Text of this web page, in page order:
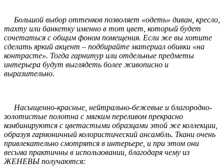
Большой выбор оттенков позволяет «одеть» диван, кресло,
тахту или банкетку именно в тот цвет, который будет
сочетаться с общим фоном помещения. Если же вы хотите
сделать яркий акцент – подбирайте материал обивки «на
контрасте». Тогда гарнитур или отдельные предметы
интерьера будут выглядеть более живописно и
выразительно.
Насыщенно-красные, нейтрально-бежевые и благородно-
золотистые полотна с мягким переливом прекрасно
комбинируются с цветастыми образцами этой же коллекции,
образуя гармоничный колористический ансамбль. Ткани очень
привлекательно смотрятся в интерьере, и при этом они
весьма практичны в использовании, благодаря чему из
ЖЕНЕВЫ получаются: